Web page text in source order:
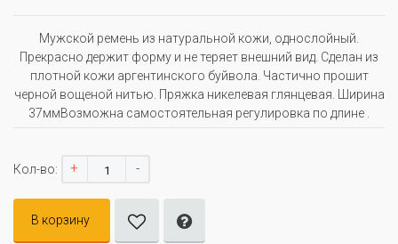
Мужской ремень из натуральной кожи, однослойный.
Прекрасно держит форму и не теряет внешний вид. Сделан из
плотной кожи аргентинского буйвола. Частично прошит
черной вощеной нитью. Пряжка никелевая глянцевая. Ширина
37ммВозможна самостоятельная регулировка по длине .
Кол-во: + -
В корзину